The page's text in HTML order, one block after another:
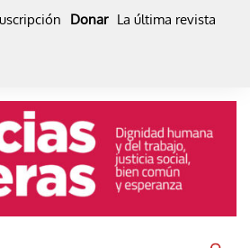
Donar La última revista